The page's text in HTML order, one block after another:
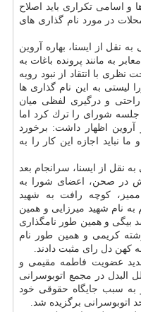
اسامی تكراری باید اصلاح
در مورد نام گذاری های
نقل از ایسنا، بهاره آروین
به مانند پرونده باغات به
با انتقاد از نبود رویه
لیستی به این نام گذاری ها
و درگیری لفظی میان
جلسه شورای را ترك كرد اما
اظهار داشت: برخورد
نباید اجازه این كار را به
نقل از ایسنا، سرانجام بعد
در صحن، اعضای شورا به
ممیز، كوچه رافت به شهید
به نام شهید میرزایی و همین
بیگی و همین طور نامگذاری
كریمی و همین طور نام
كهن دل رای مثبت دادند.
عضویت فاطمه مقیمی و
در مجمع اتوبوسرانی
سبب جایگاه حقوقی خود
اتوبوسرانی برگزیده شد.